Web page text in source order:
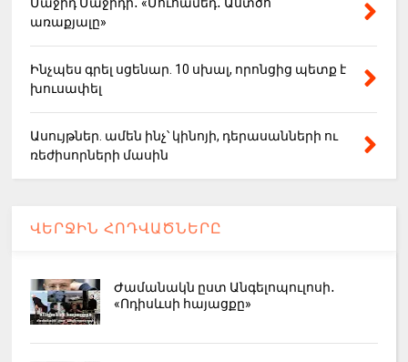
առաքյալը»
Ինչպես գրել սցենար. 10 սխալ, որոնցից պետք է
խուսափել
Ասույթներ. ամեն ինչ՝ կինոյի, դերասանների ու
ռեժիսորների մասին
ՎԵՐՋԻՆ ՀՈԴՎԱԾՆԵՐԸ
Ժամանակն ըստ Անգելոպուլոսի․
«Ոդիսևսի հայացքը»